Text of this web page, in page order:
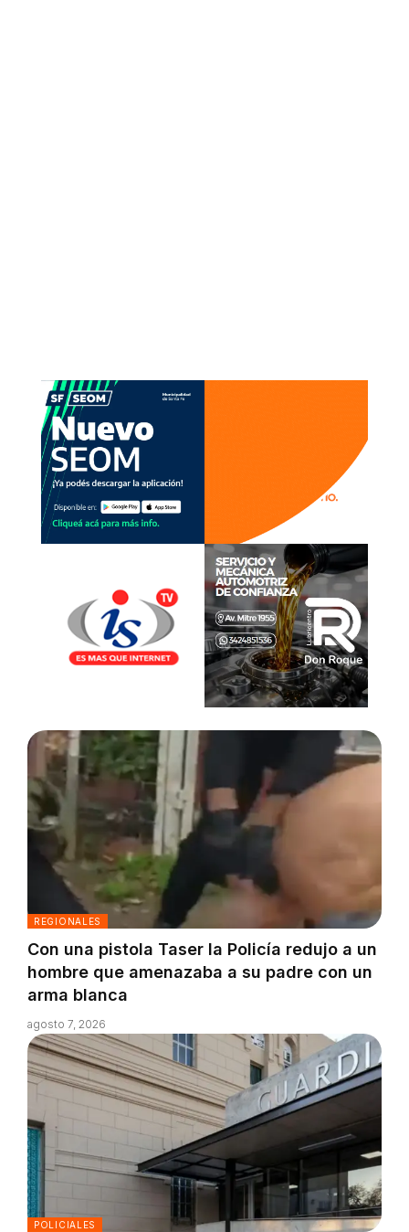
REGIONALES
Con una pistola Taser la Policía redujo a un
hombre que amenazaba a su padre con un
arma blanca
agosto 7, 2026
POLICIALES